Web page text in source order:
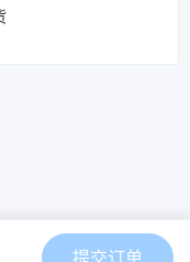
提交订单